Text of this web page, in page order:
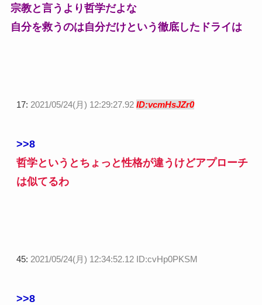
宗教と言うより哲学だよな
自分を救うのは自分だけという徹底したドライは
17: 2021/05/24(月) 12:29:27.92 ID:vcmHsJZr0
>>8
哲学というとちょっと性格が違うけどアプローチ
は似てるわ
45: 2021/05/24(月) 12:34:52.12 ID:cvHp0PKSM
>>8